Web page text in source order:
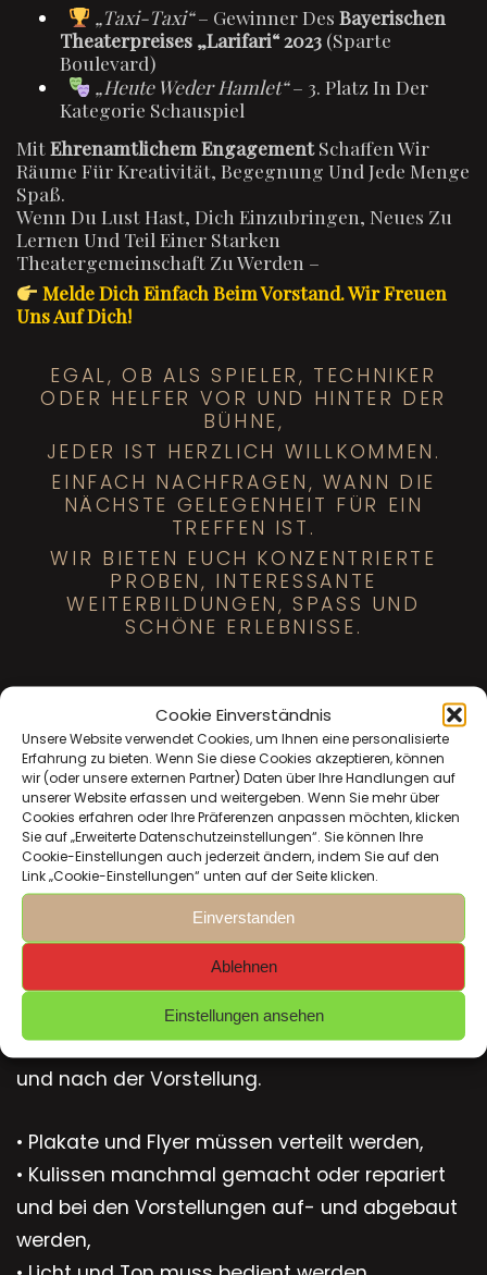
Cookie Einverständnis
Unsere Website verwendet Cookies, um Ihnen eine personalisierte
Erfahrung zu bieten. Wenn Sie diese Cookies akzeptieren, können
wir (oder unsere externen Partner) Daten über Ihre Handlungen auf
unserer Website erfassen und weitergeben. Wenn Sie mehr über
Cookies erfahren oder Ihre Präferenzen anpassen möchten, klicken
Sie auf „Erweiterte Datenschutzeinstellungen“. Sie können Ihre
Cookie-Einstellungen auch jederzeit ändern, indem Sie auf den
Link „Cookie-Einstellungen“ unten auf der Seite klicken.
Einverstanden
Ablehnen
Einstellungen ansehen
„Taxi-Taxi“– Gewinner Des Bayerischen
Theaterpreises „Larifari“ 2023 (Sparte
Boulevard)
„Heute Weder Hamlet“– 3. Platz In Der
Kategorie Schauspiel
MitEhrenamtlichem EngagementSchaffen Wir
Räume Für Kreativität, Begegnung Und Jede Menge
Spaß.
Wenn Du Lust Hast, Dich Einzubringen, Neues Zu
Lernen Und Teil Einer Starken
Theatergemeinschaft Zu Werden –
Melde Dich Einfach Beim Vorstand. Wir Freuen
Uns Auf Dich!
EGAL, OB ALS SPIELER, TECHNIKER
ODER HELFER VOR UND HINTER DER
BÜHNE,
JEDER IST HERZLICH WILLKOMMEN.
EINFACH NACHFRAGEN, WANN DIE
NÄCHSTE GELEGENHEIT FÜR EIN
TREFFEN IST.
WIR BIETEN EUCH KONZENTRIERTE
PROBEN, INTERESSANTE
WEITERBILDUNGEN, SPASS UND S
CHÖNE ERLEBNISSE.
Du kannst gerne an einem unserer
Probenabende beim Hundert Wunder Theater
oder beim Improtheater vorbeischauen und
Dich unverbindlich informieren.
Mitmachen
Theaterspielen ist Teamarbeit – Mitmachen
kann man auf, vor oder hinter der Bühne, vor
und nach der Vorstellung.
• Plakate und Flyer müssen verteilt werden,
• Kulissen manchmal gemacht oder repariert
und bei den Vorstellungen auf- und abgebaut
werden,